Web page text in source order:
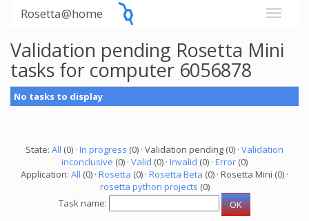
Rosetta@home
Validation pending Rosetta Mini
tasks for computer 6056878
No tasks to display
State: All (0) · In progress (0) · Validation pending (0) · Validation
inconclusive (0) · Valid (0) · Invalid (0) · Error (0)
Application: All (0) · Rosetta (0) · Rosetta Beta (0) · Rosetta Mini (0) ·
rosetta python projects (0)
Task name: